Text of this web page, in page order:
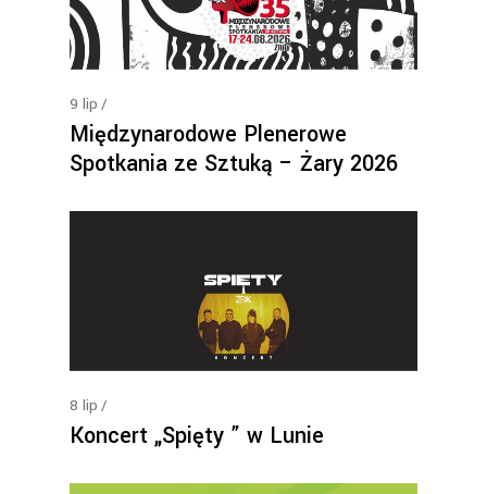
9 lip
Międzynarodowe Plenerowe
Spotkania ze Sztuką – Żary 2026
8 lip
Koncert „Spięty ” w Lunie